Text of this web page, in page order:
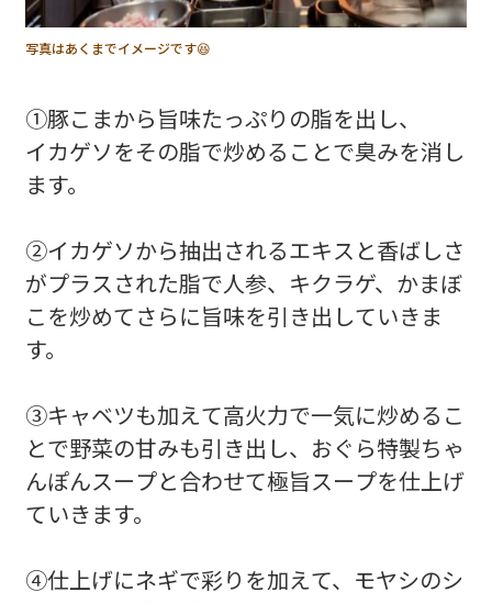
写真はあくまでイメージです😆
①豚こまから旨味たっぷりの脂を出し、
イカゲソをその脂で炒めることで臭みを消し
ます。
②イカゲソから抽出されるエキスと香ばしさ
がプラスされた脂で人参、キクラゲ、かまぼ
こを炒めてさらに旨味を引き出していきま
す。
③キャベツも加えて高火力で一気に炒めるこ
とで野菜の甘みも引き出し、おぐら特製ちゃ
んぽんスープと合わせて極旨スープを仕上げ
ていきます。
④仕上げにネギで彩りを加えて、モヤシのシ